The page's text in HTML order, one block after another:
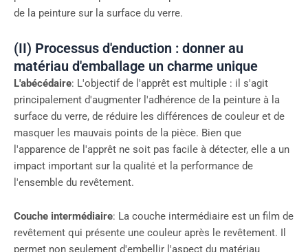
de la peinture sur la surface du verre.
(II) Processus d'enduction : donner au
matériau d'emballage un charme unique
L'abécédaire: L'objectif de l'apprêt est multiple : il s'agit
principalement d'augmenter l'adhérence de la peinture à la
surface du verre, de réduire les différences de couleur et de
masquer les mauvais points de la pièce. Bien que
l'apparence de l'apprêt ne soit pas facile à détecter, elle a un
impact important sur la qualité et la performance de
l'ensemble du revêtement.
Couche intermédiaire: La couche intermédiaire est un film de
revêtement qui présente une couleur après le revêtement. Il
permet non seulement d'embellir l'aspect du matériau